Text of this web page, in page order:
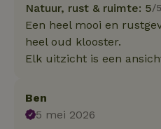
Natuur, rust & ruimte: 5/5
Een heel mooi en
heel oud klooster.
Elk uitzicht is een
Ben
5 mei 2026